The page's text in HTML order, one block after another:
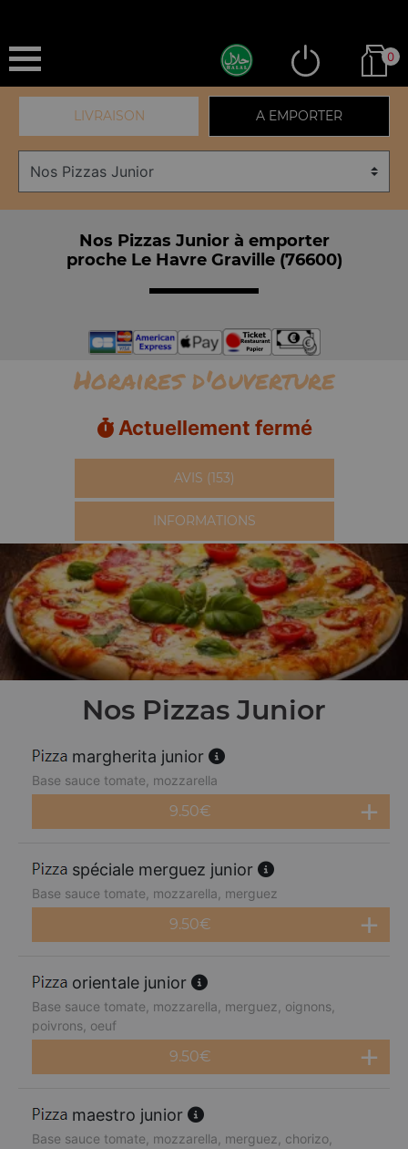
0
LIVRAISON A EMPORTER
Nos Pizzas Junior à emporter
proche Le Havre Graville (76600)
Horaires d'ouverture
Actuellement fermé
AVIS (153)
INFORMATIONS
Nos Pizzas Junior
margherita junior
Base sauce tomate, mozzarella
9.50€
spéciale merguez junior
Base sauce tomate, mozzarella, merguez
9.50€
orientale junior
Base sauce tomate, mozzarella, merguez, oignons,
poivrons, oeuf
9.50€
maestro junior
Base sauce tomate, mozzarella, merguez, chorizo,